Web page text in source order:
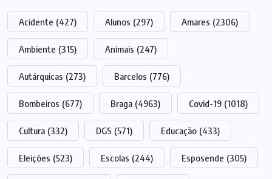
Acidente (427) Alunos (297) Amares (2306)
Ambiente (315) Animais (247)
Autárquicas (273) Barcelos (776)
Bombeiros (677) Braga (4963) Covid-19 (1018)
Cultura (332) DGS (571) Educação (433)
Eleições (523) Escolas (244) Esposende (305)